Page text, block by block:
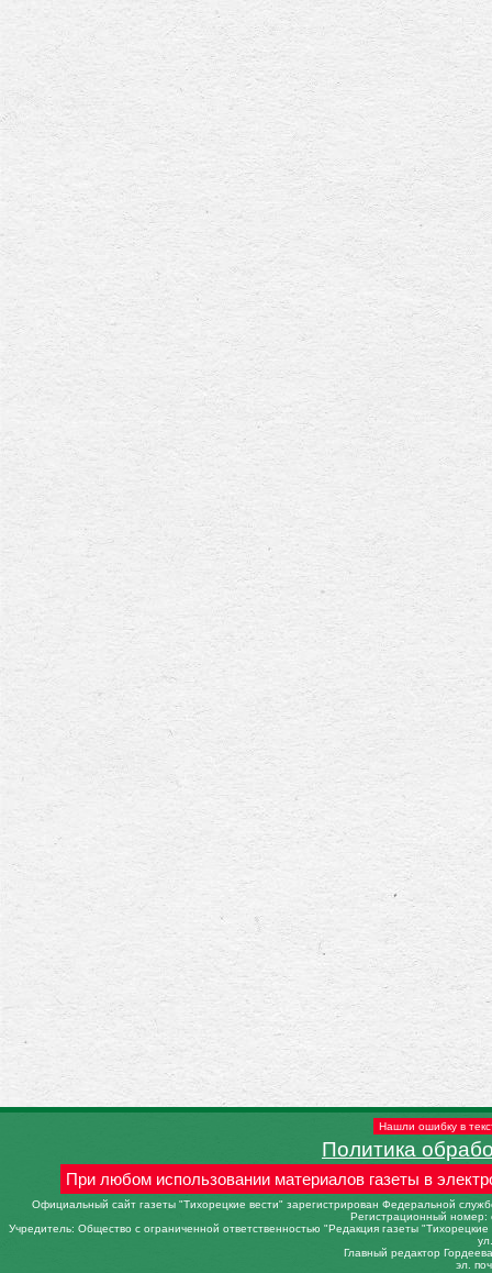
Нашли ошибку в
Политика
При любом использовании материалов газеты в
Официальный сайт газеты "Тихорецкие вести" зарегистрирован Федеральной
Регистрационный
Учредитель: Общество с ограниченной ответственностью "Редакция газеты
Главный редактор
эл.